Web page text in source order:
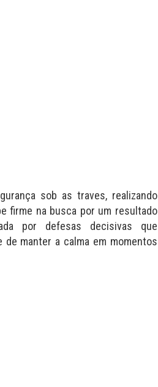
sob as traves, realizando
firme na busca por um resultado
por defesas decisivas que
manter a calma em momentos